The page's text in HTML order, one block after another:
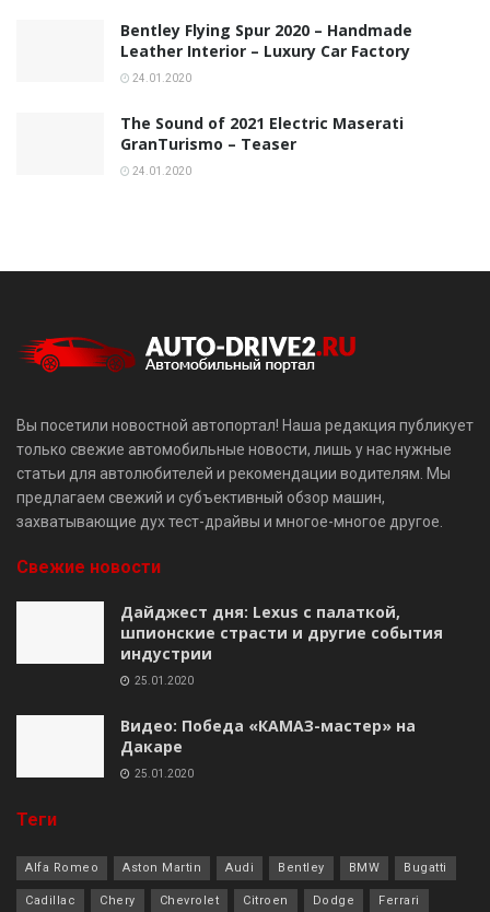
Bentley Flying Spur 2020 – Handmade
Leather Interior – Luxury Car Factory
24.01.2020
The Sound of 2021 Electric Maserati
GranTurismo – Teaser
24.01.2020
Вы посетили новостной автопортал! Наша редакция публикует
только свежие автомобильные новости, лишь у нас нужные
статьи для автолюбителей и рекомендации водителям. Мы
предлагаем свежий и субъективный обзор машин,
захватывающие дух тест-драйвы и многое-многое другое.
Свежие новости
Дайджест дня: Lexus с палаткой,
шпионские страсти и другие события
индустрии
25.01.2020
Видео: Победа «КАМАЗ-мастер» на
Дакаре
25.01.2020
Теги
Alfa Romeo Aston Martin Audi Bentley BMW Bugatti
Cadillac Chery Chevrolet Citroen Dodge Ferrari